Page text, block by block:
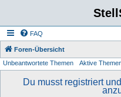
FAQ
Foren-Übersicht
Unbeantwortete Themen Aktive
Du musst registriert